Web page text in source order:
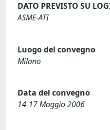
DATO PREVISTO SU
ASME-ATI
Luogo del convegno
Milano
Data del convegno
14-17 Maggio 2006